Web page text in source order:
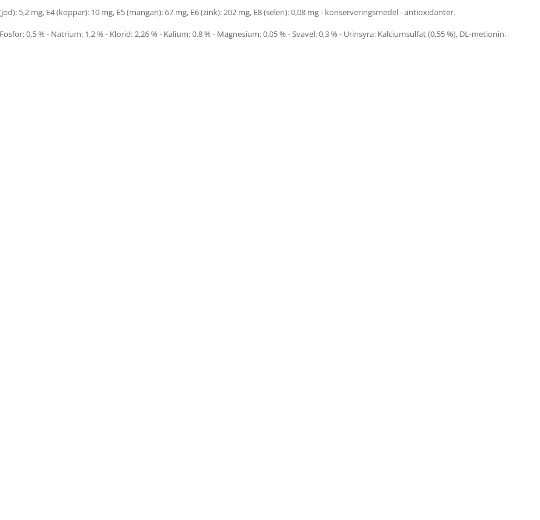
5,2 mg, E4 (koppar): 10 mg, E5 (mangan): 67 mg, E6 (zink): 202 mg, E8 (selen): 0,08 mg - konserveringsmedel - antioxidanter.
0,5 % - Natrium: 1,2 % - Klorid: 2,26 % - Kalium: 0,8 % - Magnesium: 0,05 % - Svavel: 0,3 % - Urinsyra: Kalciumsulfat (0,55 %), DL-metionin.